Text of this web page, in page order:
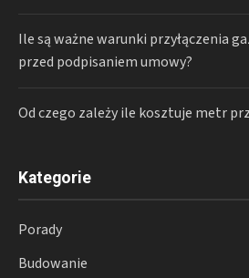
Ile są ważne warunki przyłączenia
przed podpisaniem umowy?
Od czego zależy ile kosztuje metr
Kategorie
Porady
Budowanie